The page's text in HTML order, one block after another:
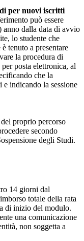
per nuovi iscritti
può essere
anno dalla data di avvio
lo studente che
tenuto a presentare
la procedura di
posta elettronica, al
che la
e indicando la sessione
proprio percorso
secondo
degli Studi.
14 giorni dal
totale della rata
di inizio del modulo.
una comunicazione
non soggetta a